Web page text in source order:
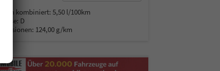
kombiniert:5,50 l/100km
D
124,00 g/km